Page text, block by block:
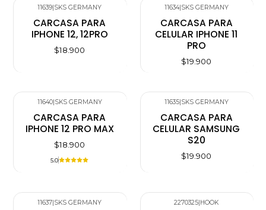
11639 SKS GERMANY
CARCASA PARA
IPHONE 12, 12PRO
$18.900
11634| SKS GERMANY
CARCASA PARA
CELULAR IPHONE 11
PRO
$19.900
11640| SKS GERMANY
CARCASA PARA
IPHONE 12 PRO MAX
$18.900
5.0
11635| SKS GERMANY
CARCASA PARA
CELULAR SAMSUNG
S20
$19.900
11637 SKS GERMANY 2270325 HOOK